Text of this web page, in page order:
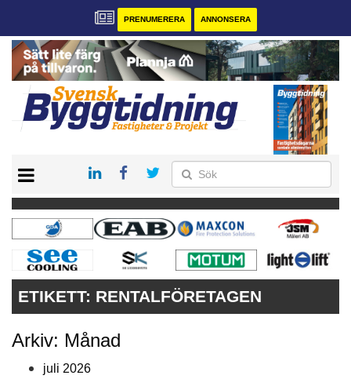
PRENUMERERA ANNONSERA
PRENUMERERA
VÅRA ANDRA MAGASIN
ANNONSERA
KONTAKT
ETIKETT: RENTALFÖRETAGEN
Arkiv: Månad
juli 2026